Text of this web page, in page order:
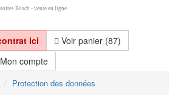
Bosch - vente en ligne
ici
Voir panier (87)
Mon compte
Protection des données